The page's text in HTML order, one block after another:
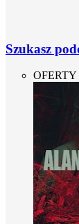
Szukasz